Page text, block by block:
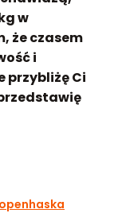
w
że czasem
i
przybliżę Ci